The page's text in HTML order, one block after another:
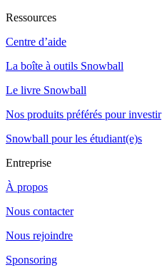
Ressources
Centre d’aide
La boîte à outils Snowball
Le livre Snowball
Nos produits préférés pour investir
Snowball pour les étudiant(e)s
Entreprise
À propos
Nous contacter
Nous rejoindre
Sponsoring